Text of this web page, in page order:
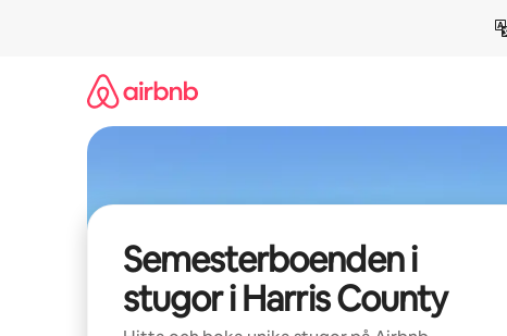
Semesterboenden i
stugor i Harris County